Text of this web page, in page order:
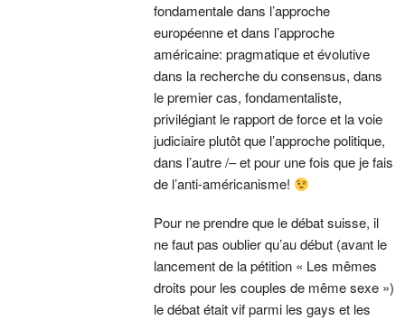
fondamentale dans l’approche
européenne et dans l’approche
américaine: pragmatique et évolutive
dans la recherche du consensus, dans
le premier cas, fondamentaliste,
privilégiant le rapport de force et la voie
judiciaire plutôt que l’approche politique,
dans l’autre /– et pour une fois que je fais
de l’anti-américanisme!
Pour ne prendre que le débat suisse, il
ne faut pas oublier qu’au début (avant le
lancement de la pétition « Les mêmes
droits pour les couples de même sexe »)
le débat était vif parmi les gays et les